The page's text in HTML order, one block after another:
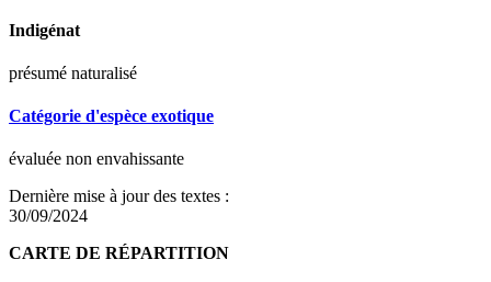
Indigénat
présumé naturalisé
Catégorie d'espèce exotique
évaluée non envahissante
Dernière mise à jour des textes :
30/09/2024
CARTE DE RÉPARTITION